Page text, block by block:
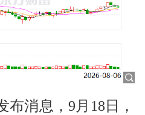
布消息，9月18日，